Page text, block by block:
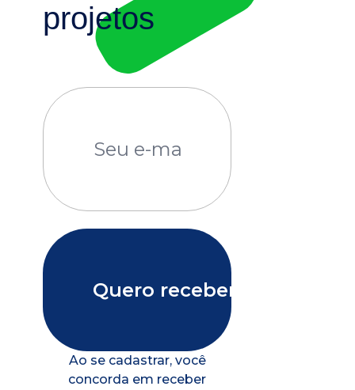
projetos
Ao se cadastrar, você
concorda em receber